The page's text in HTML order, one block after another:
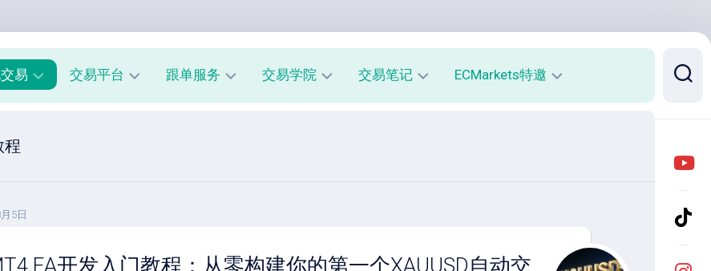
易 交易平台
经
跟单服务
单
交易学院
理
交易笔记
度
ECMarkets特邀
开
程
5日
EA开发入门教程：从零构建你的第一个XAUUSD自动交